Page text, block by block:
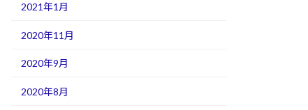
2021年1月
2020年11月
2020年9月
2020年8月